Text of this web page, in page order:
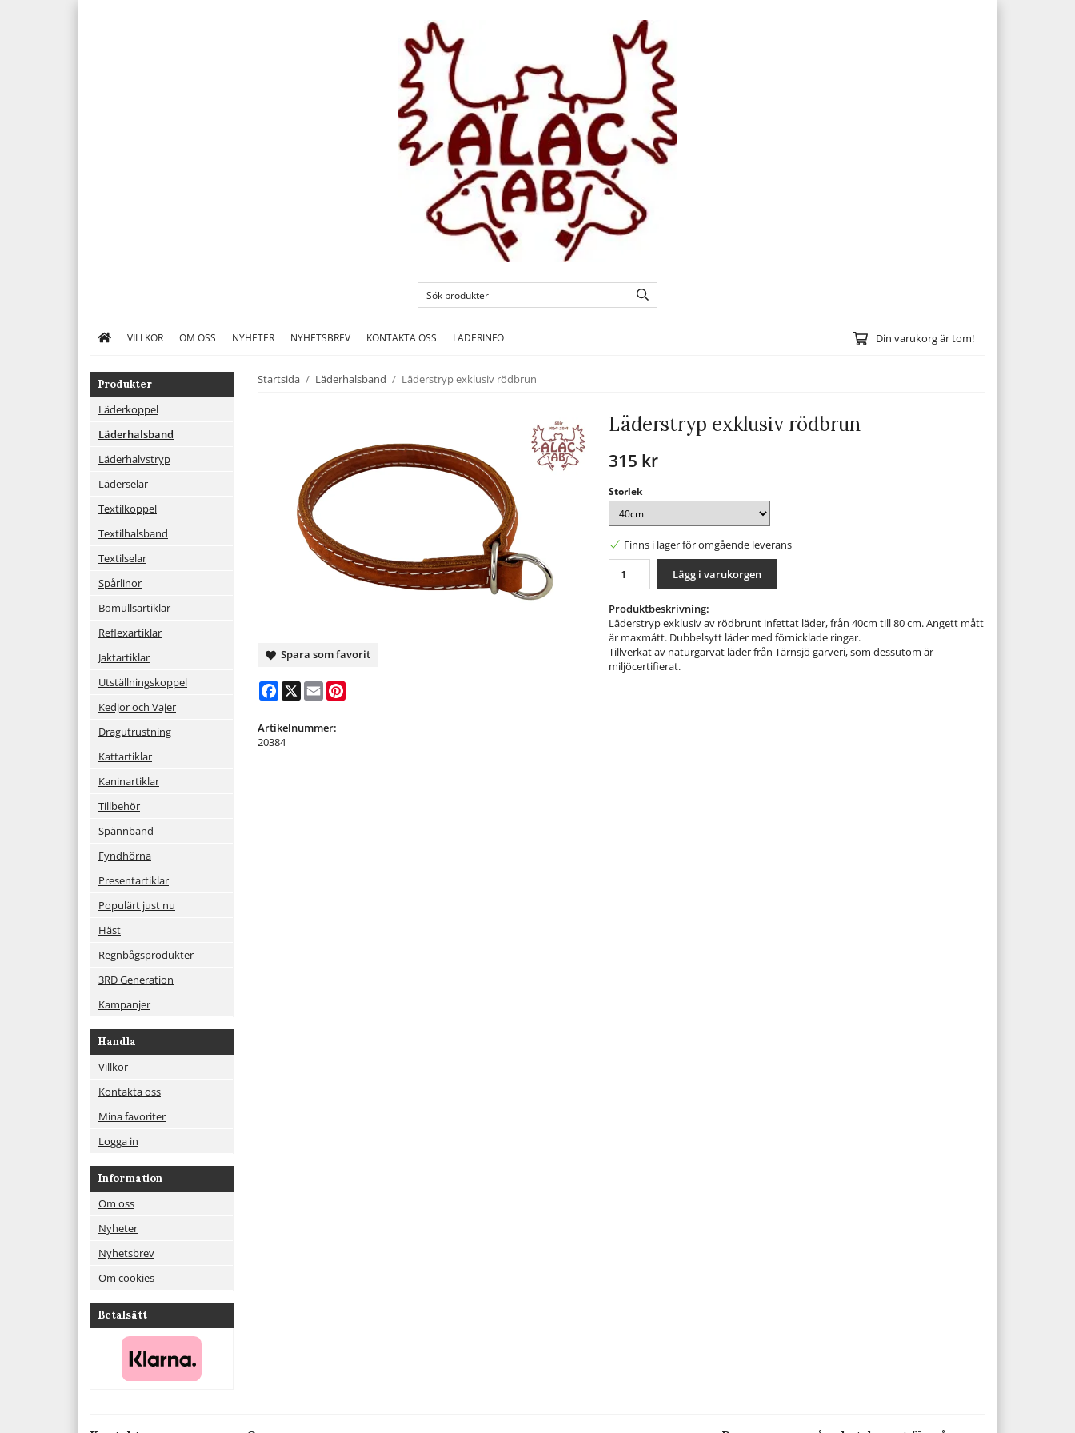
VILLKOR OM OSS NYHETER NYHETSBREV KONTAKTA OSS LÄDERINFO Din varukorg är tom!
Produkter
Läderkoppel
Läderhalsband
Läderhalvstryp
Läderselar
Textilkoppel
Textilhalsband
Textilselar
Spårlinor
Bomullsartiklar
Reflexartiklar
Jaktartiklar
Utställningskoppel
Kedjor och Vajer
Dragutrustning
Kattartiklar
Kaninartiklar
Tillbehör
Spännband
Fyndhörna
Presentartiklar
Populärt just nu
Häst
Regnbågsprodukter
3RD Generation
Kampanjer
Handla
Villkor
Kontakta oss
Mina favoriter
Logga in
Information
Om oss
Nyheter
Nyhetsbrev
Om cookies
Betalsätt
Startsida / Läderhalsband / Läderstryp exklusiv rödbrun
Läderstryp exklusiv rödbrun
315 kr
Storlek
Finns i lager för omgående leverans
Lägg i varukorgen
Produktbeskrivning:
Läderstryp exklusiv av rödbrunt infettat läder, från 40cm till 80 cm. Angett mått
är maxmått. Dubbelsytt läder med förnicklade ringar.
Tillverkat av naturgarvat läder från Tärnsjö garveri, som dessutom är
miljöcertifierat.
Spara som favorit
Facebook
X Email
Artikelnummer:
20384